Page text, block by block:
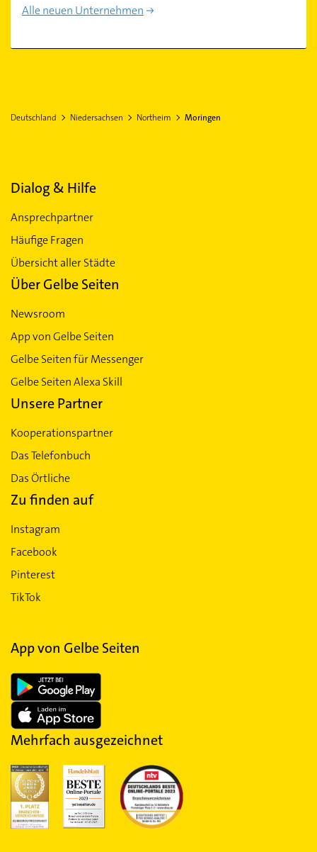
Alle neuen Unternehmen
Deutschland Niedersachsen Northeim Moringen
Dialog & Hilfe
Ansprechpartner
Häufige Fragen
Übersicht aller Städte
Über Gelbe Seiten
Newsroom
App von Gelbe Seiten
Gelbe Seiten für Messenger
Gelbe Seiten Alexa Skill
Unsere Partner
Kooperationspartner
Das Telefonbuch
Das Örtliche
Zu finden auf
Instagram
Facebook
Pinterest
TikTok
App von Gelbe Seiten
Mehrfach ausgezeichnet